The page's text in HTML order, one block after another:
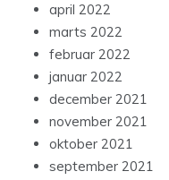
april 2022
marts 2022
februar 2022
januar 2022
december 2021
november 2021
oktober 2021
september 2021